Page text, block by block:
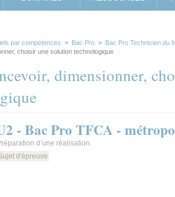
par compétences > Bac Pro > Bac Pro Technicien du
choisir une solution technologique
dimensionner,
- Bac Pro TFCA -
d’une réalisation.
d'épreuve